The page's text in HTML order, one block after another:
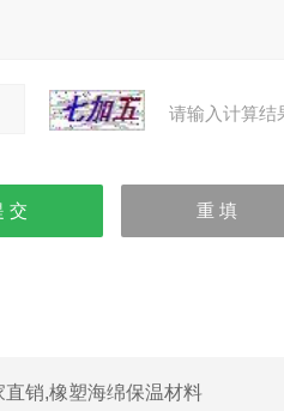
请输入计算结
销,橡塑海绵保温材料